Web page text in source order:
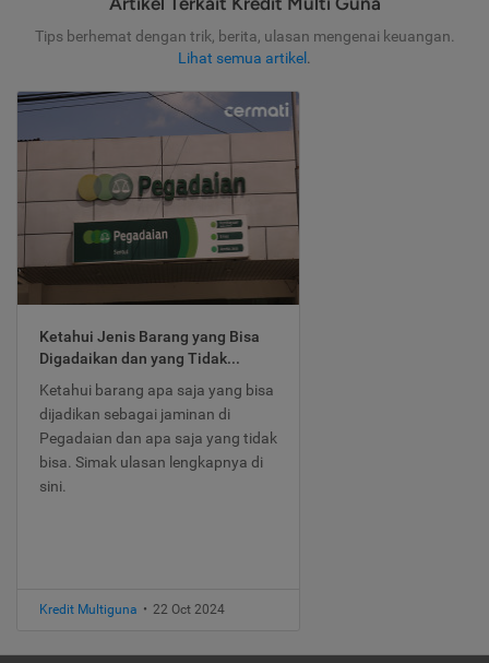
Tips berhemat dengan trik, berita, ulasan mengenai keuangan.
Lihat semua artikel .
Ketahui Jenis Barang yang Bisa
Digadaikan dan yang Tidak...
Ketahui barang apa saja yang bisa
dijadikan sebagai jaminan di
Pegadaian dan apa saja yang tidak
bisa. Simak ulasan lengkapnya di
sini.
Kredit Multiguna • 22 Oct 2024